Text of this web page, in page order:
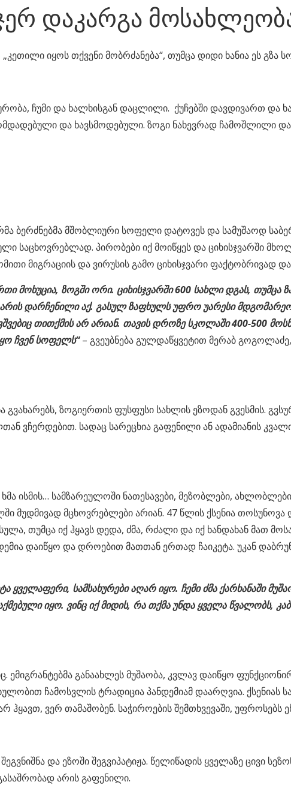
დაკარგა
იყოს თქვენი მობრძანება“, თუმცა დიდი ხანია ეს
ჩუმი და ხალხისგან დაცლილი. ქუჩებში დავდივართ და
და ხავსმოდებული. ზოგი ნახევრად ჩამოშლილი
ბერძნებმა მშობლიური სოფელი დატოვეს და სამუშაოდ
პირობები იქ მოიწყეს და ციხისჯვარში
მიგრაციის და ვირუსის გამო ციხისჯვარი ფაქტობრივად
მოხუცია, ზოგში ორი. ციხისჯვარში 600 სახლი დგას, თუმცა
დარჩენილი აქ. გასულ ზაფხულს უფრო უარესი
თითქმის არ არიან. თავის დროზე სკოლაში 400-500
ჩვენ სოფელს“– გვეუბნება გულდაწყვეტით მერაბ
გვახარებს, ზოგიერთის ფუსფუსი სახლის ეზოდან გვესმის.
ვჩერდებით. სადაც სარეცხია გაფენილი ან ადამიანის
ისმის… სამზარეულოში ნათესავები, მეზობლები,
მუდმივად მცხოვრებლები არიან. 47 წლის ქსენია თოსუნოვა
თუმცა იქ ჰყავს დედა, ძმა, რძალი და იქ ხანდახან მათ
დაიწყო და დროებით მათთან ერთად ჩაიკეტა. უკან
სამსახურები აღარ იყო. ჩემი ძმა ქარხანაში
იყო. ვინც იქ მიდის, რა თქმა უნდა ყველა წვალობს,
განაახლეს მუშაობა, კვლავ დაიწყო
ჩამოსვლის ტრადიცია პანდემიამ დაარღვია. ქსენიას
ვერ თამაშობენ. საჭიროების შემთხვევაში, უფროსებს
და ეზოში შეგვიპატიჟა. წელიწადის ყველაზე ცივი
არის გაფენილი.